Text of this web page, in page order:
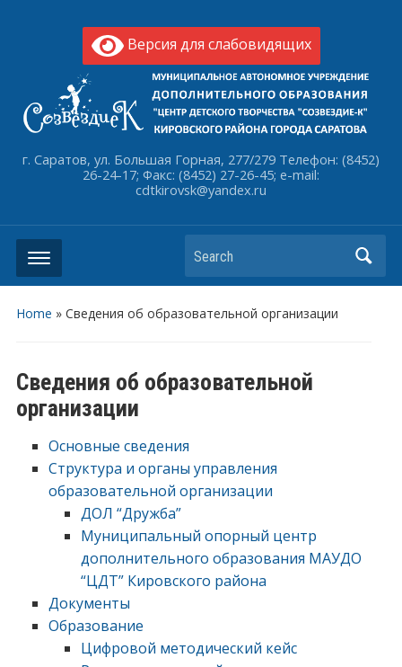
Версия для слабовидящих
г. Саратов, ул. Большая Горная, 277/279 Телефон: (8452)
26-24-17; Факс: (8452) 27-26-45; e-mail:
cdtkirovsk@yandex.ru
Search
Home » Сведения об образовательной организации
Сведения об образовательной
организации
Основные сведения
Структура и органы управления
образовательной организации
ДОЛ “Дружба”
Муниципальный опорный центр
дополнительного образования МАУДО
“ЦДТ” Кировского района
Документы
Образование
Цифровой методический кейс